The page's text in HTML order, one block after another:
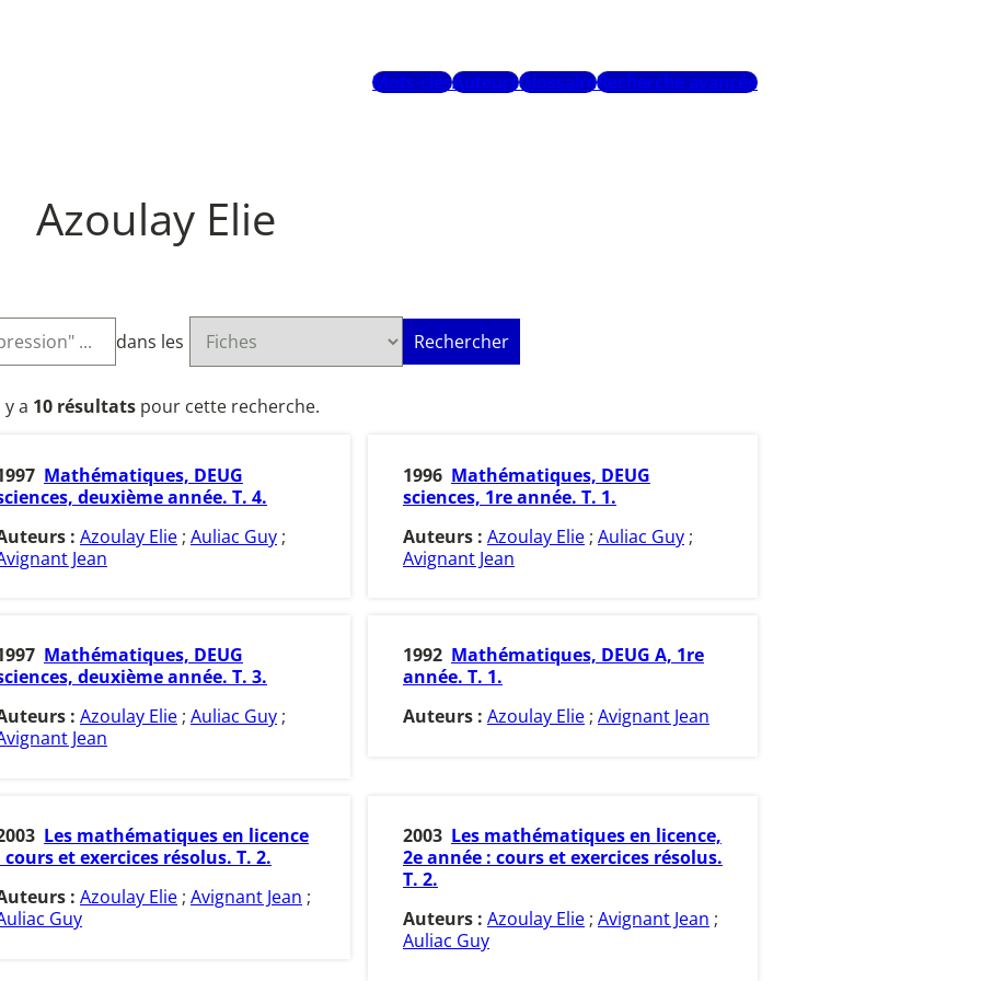
Mots-clésAuteursGlossaireRecherche avancée
Azoulay Elie
dans les Rechercher
y a 10 résultatspour cette recherche.
Mathématiques, DEUG
deuxième année. T. 4.
: Azoulay Elie ; Auliac Guy ;
Jean
1996 Mathématiques, DEUG
sciences, 1re année. T. 1.
Auteurs : Azoulay Elie ; Auliac Guy ;
Avignant Jean
Mathématiques, DEUG
deuxième année. T. 3.
: Azoulay Elie; Auliac Guy;
Jean
1992 Mathématiques, DEUG A, 1re
année. T. 1.
Auteurs : Azoulay Elie; Avignant Jean
Les mathématiques en licence
cours et exercices résolus. T. 2.
: Azoulay Elie ; Avignant Jean ;
Guy
2003 Les mathématiques en licence,
2e année : cours et exercices résolus.
T. 2.
Auteurs : Azoulay Elie ; Avignant Jean ;
Auliac Guy